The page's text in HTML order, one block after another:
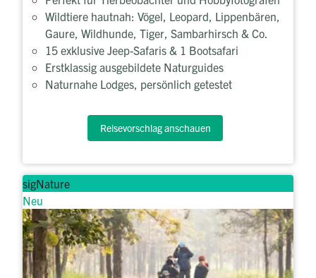
Wildtiere hautnah: Vögel, Leopard, Lippenbären,
Gaure, Wildhunde, Tiger, Sambarhirsch & Co.
15 exklusive Jeep-Safaris & 1 Bootsafari
Erstklassig ausgebildete Naturguides
Naturnahe Lodges, persönlich getestet
Reisevorschlag anschauen
sigNature
Neu